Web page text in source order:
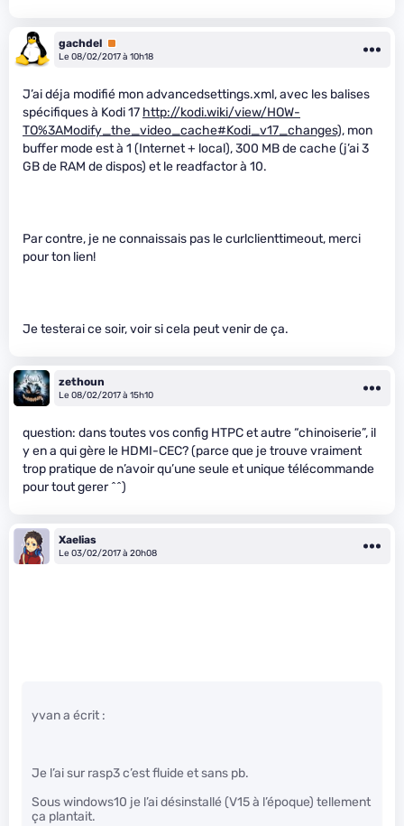
gachdel Premium
Le 08/02/2017 à 10h18
J’ai déja modifié mon advancedsettings.xml, avec les balises
spécifiques à Kodi 17 http://kodi.wiki/view/HOW-
TO%3AModify_the_video_cache#Kodi_v17_changes), mon
buffer mode est à 1 (Internet + local), 300 MB de cache (j’ai 3
GB de RAM de dispos) et le readfactor à 10.
Par contre, je ne connaissais pas le curlclienttimeout, merci
pour ton lien!
Je testerai ce soir, voir si cela peut venir de ça.
zethoun
Le 08/02/2017 à 15h10
question: dans toutes vos config HTPC et autre “chinoiserie”, il
y en a qui gère le HDMI-CEC? (parce que je trouve vraiment
trop pratique de n’avoir qu’une seule et unique télécommande
pour tout gerer ^^)
Xaelias
Le 03/02/2017 à 20h08
yvan a écrit :
Je l’ai sur rasp3 c’est fluide et sans pb.
Sous windows10 je l’ai désinstallé (V15 à l’époque) tellement
ça plantait.